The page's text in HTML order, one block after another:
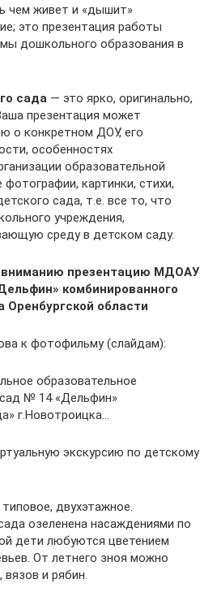
чем живет и «дышит»
это презентация работы
дошкольного образования в
сада — это ярко, оригинально,
презентация может
о конкретном ДОУ, его
особенностях
образовательной
картинки, стихи,
сада, т.е. все то, что
учреждения,
среду в детском саду.
презентацию МДОАУ
комбинированного
Оренбургской области
к фотофильму (слайдам):
образовательное
№ 14 «Дельфин»
г.Новотроицка…
экскурсию по детскому
двухэтажное.
озеленена насаждениями по
дети любуются цветением
От летнего зноя можно
вязов и рябин.